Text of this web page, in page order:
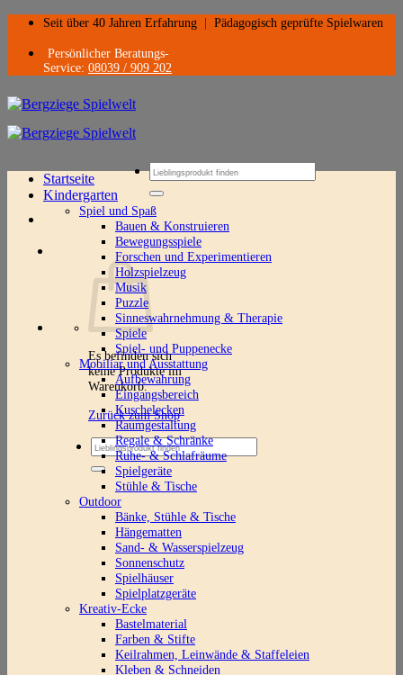
Zum
springen
Seit über 40 Jahren Erfahrung Pädagogisch geprüfte Spielwaren
Persönlicher Beratungs-
Service: 08039 / 909 202
Suchen
nach:
Es befinden sich
keine Produkte im
Warenkorb.
Zurück zum Shop
Suchen
nach:
Startseite
Kindergarten
Spiel und Spaß
Bauen & Konstruieren
Bewegungsspiele
Forschen und Experimentieren
Holzspielzeug
Musik
Puzzle
Sinneswahrnehmung & Therapie
Spiele
Spiel- und Puppenecke
Mobiliar und Ausstattung
Aufbewahrung
Eingangsbereich
Kuschelecken
Raumgestaltung
Regale & Schränke
Ruhe- & Schlafräume
Spielgeräte
Stühle & Tische
Outdoor
Bänke, Stühle & Tische
Hängematten
Sand- & Wasserspielzeug
Sonnenschutz
Spielhäuser
Spielplatzgeräte
Kreativ-Ecke
Bastelmaterial
Farben & Stifte
Keilrahmen, Leinwände & Staffeleien
Kleben & Schneiden